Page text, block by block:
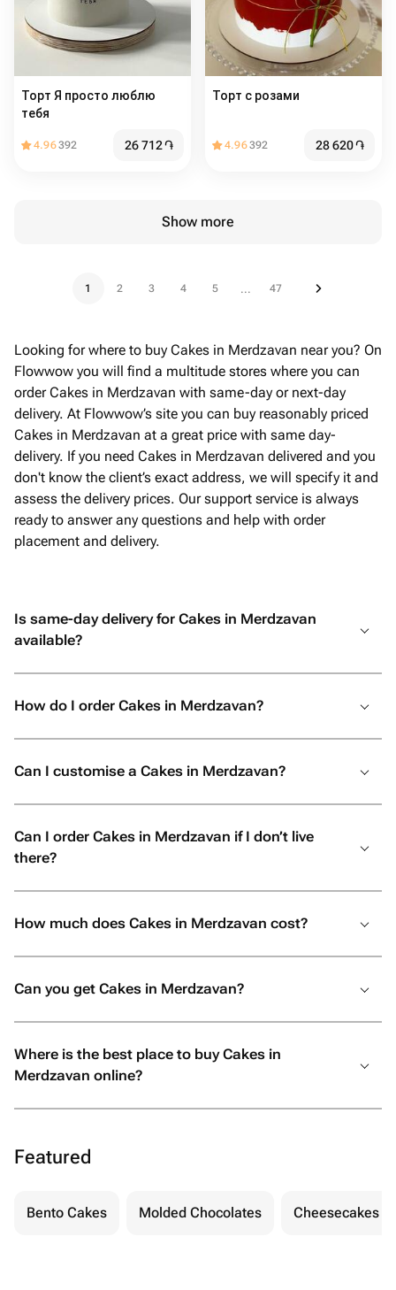
Торт Я просто люблю
тебя
4.96392 26 712֏
Торт с розами
4.96392 28 620֏
Show more
1 2 3 4 5 ... 47
Looking for where to buy Cakes in Merdzavan near you? On
Flowwow you will find a multitude stores where you can
order Cakes in Merdzavan with same-day or next-day
delivery. At Flowwow’s site you can buy reasonably priced
Cakes in Merdzavan at a great price with same day-
delivery. If you need Cakes in Merdzavan delivered and you
don't know the client’s exact address, we will specify it and
assess the delivery prices. Our support service is always
ready to answer any questions and help with order
placement and delivery.
Is same-day delivery for Cakes in Merdzavan
available?
How do I order Cakes in Merdzavan?
Can I customise a Cakes in Merdzavan?
Can I order Cakes in Merdzavan if I don’t live
there?
How much does Cakes in Merdzavan cost?
Can you get Cakes in Merdzavan?
Where is the best place to buy Cakes in
Merdzavan online?
Featured
Bento Cakes Molded Chocolates Cheesecakes